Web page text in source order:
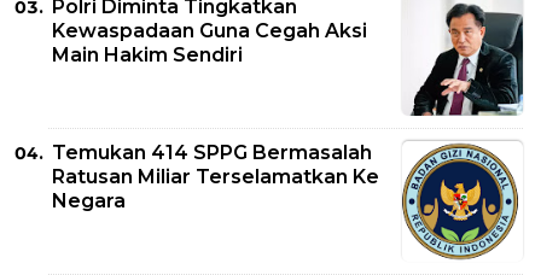
Polri Diminta Tingkatkan
Kewaspadaan Guna Cegah Aksi
Main Hakim Sendiri
Temukan 414 SPPG Bermasalah
Ratusan Miliar Terselamatkan Ke
Negara